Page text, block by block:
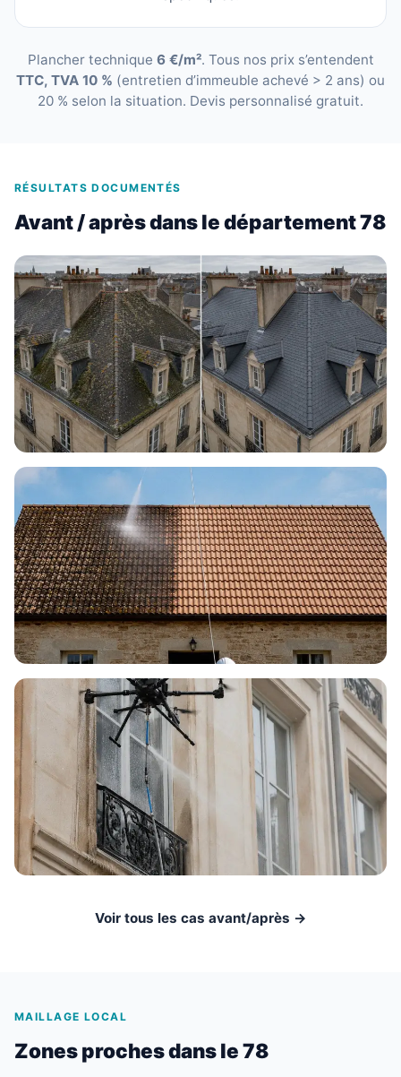
Plancher technique 6 €/m². Tous nos prix s’entendent
TTC, TVA 10 % (entretien d’immeuble achevé > 2 ans) ou
20 % selon la situation. Devis personnalisé gratuit.
RÉSULTATS DOCUMENTÉS
Avant / après dans le département 78
Voir tous les cas avant/après →
MAILLAGE LOCAL
Zones proches dans le 78